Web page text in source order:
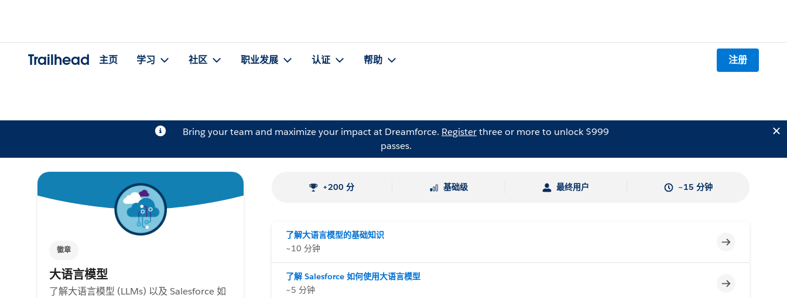
Trailhead 主页 学习 社区 职业发展 认证 帮助 注册
Bring your team and maximize your impact at Dreamforce. Registerthree or more to unlock $999
passes.
徽章
大语言模型
了解大语言模型 (LLMs) 以及 Salesforce 如
+200 分 基础级 最终用户 ~15 分钟
了解大语言模型的基础知识
~10 分钟
不完整
了解 Salesforce 如何使用大语言模型
~5 分钟
不完整